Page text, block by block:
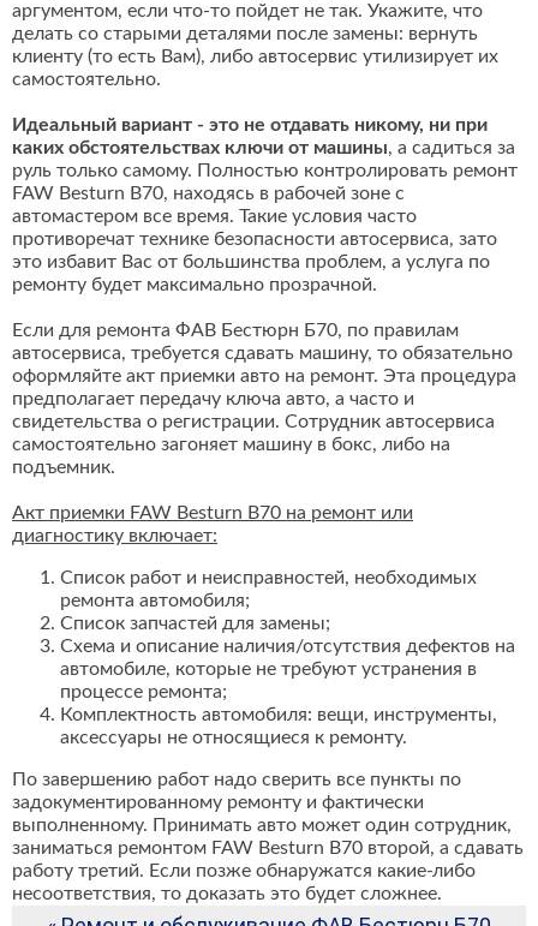
аргументом, если что-то пойдет не так. Укажите, что
делать со старыми деталями после замены: вернуть
клиенту (то есть Вам), либо автосервис утилизирует их
самостоятельно.
Идеальный вариант - это не отдавать никому, ни при
каких обстоятельствах ключи от машины, а садиться за
руль только самому. Полностью контролировать ремонт
FAW Besturn B70, находясь в рабочей зоне с
автомастером все время. Такие условия часто
противоречат технике безопасности автосервиса, зато
это избавит Вас от большинства проблем, а услуга по
ремонту будет максимально прозрачной.
Если для ремонта ФАВ Бестюрн Б70, по правилам
автосервиса, требуется сдавать машину, то обязательно
оформляйте акт приемки авто на ремонт. Эта процедура
предполагает передачу ключа авто, а часто и
свидетельства о регистрации. Сотрудник автосервиса
самостоятельно загоняет машину в бокс, либо на
подъемник.
Акт приемки FAW Besturn B70 на ремонт или
диагностику включает:
Список работ и неисправностей, необходимых
ремонта автомобиля;
Список запчастей для замены;
Схема и описание наличия/отсутствия дефектов на
автомобиле, которые не требуют устранения в
процессе ремонта;
Комплектность автомобиля: вещи, инструменты,
аксессуары не относящиеся к ремонту.
По завершению работ надо сверить все пункты по
задокументированному ремонту и фактически
выполненному. Принимать авто может один сотрудник,
заниматься ремонтом FAW Besturn B70 второй, а сдавать
работу третий. Если позже обнаружатся какие-либо
несоответствия, то доказать это будет сложнее.